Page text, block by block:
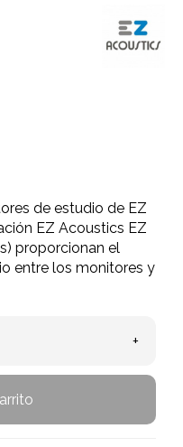
de estudio de EZ
EZ Acoustics EZ
proporcionan el
entre los monitores y
+